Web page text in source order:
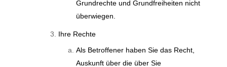
Grundrechte und Grundfreiheiten nicht
überwiegen.
Ihre Rechte
Als Betroffener haben Sie das Recht,
Auskunft über die über Sie